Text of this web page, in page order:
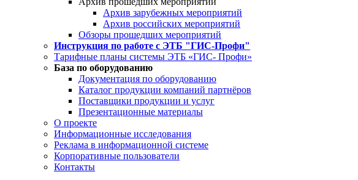
Архив зарубежных мероприятий
Архив российских мероприятий
Обзоры прошедших мероприятий
Инструкция по работе с ЭТБ "ГИС-Профи"
Тарифные планы системы ЭТБ «ГИС- Профи»
База по оборудованию
Документация по оборудованию
Каталог продукции компаний партнёров
Поставщики продукции и услуг
Презентационные материалы
О проекте
Информационные исследования
Реклама в информационной системе
Корпоративные пользователи
Контакты